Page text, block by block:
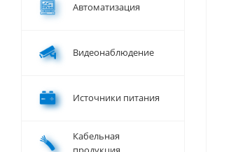
Автоматизация
Видеонаблюдение
Источники питания
Кабельная